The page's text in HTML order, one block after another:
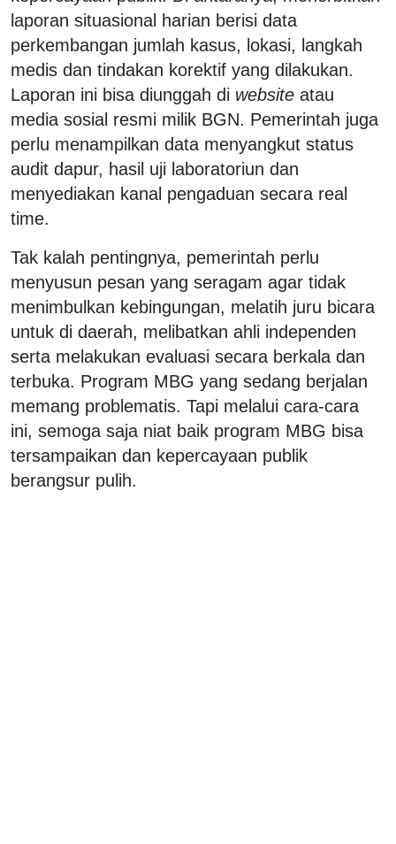
laporan situasional harian berisi data
perkembangan jumlah kasus, lokasi, langkah
medis dan tindakan korektif yang dilakukan.
Laporan ini bisa diunggah di website atau
media sosial resmi milik BGN. Pemerintah juga
perlu menampilkan data menyangkut status
audit dapur, hasil uji laboratoriun dan
menyediakan kanal pengaduan secara real
time.
Tak kalah pentingnya, pemerintah perlu
menyusun pesan yang seragam agar tidak
menimbulkan kebingungan, melatih juru bicara
untuk di daerah, melibatkan ahli independen
serta melakukan evaluasi secara berkala dan
terbuka. Program MBG yang sedang berjalan
memang problematis. Tapi melalui cara-cara
ini, semoga saja niat baik program MBG bisa
tersampaikan dan kepercayaan publik
berangsur pulih.